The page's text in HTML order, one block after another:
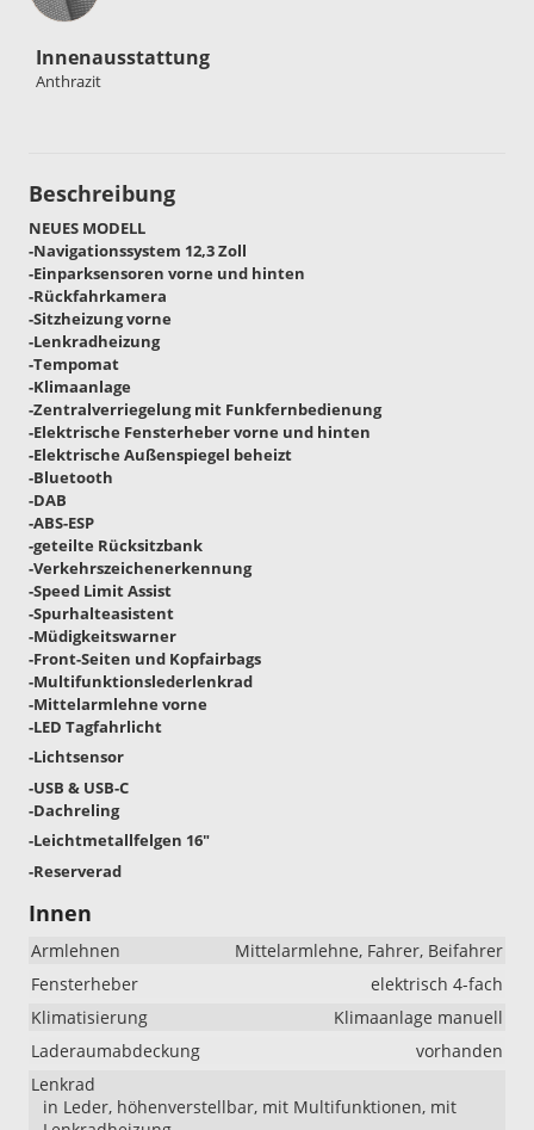
Innenausstattung
Anthrazit
Beschreibung
NEUES MODELL
-Navigationssystem 12,3 Zoll
-Einparksensoren vorne und hinten
-Rückfahrkamera
-Sitzheizung vorne
-Lenkradheizung
-Tempomat
-Klimaanlage
-Zentralverriegelung mit Funkfernbedienung
-Elektrische Fensterheber vorne und hinten
-Elektrische Außenspiegel beheizt
-Bluetooth
-DAB
-ABS-ESP
-geteilte Rücksitzbank
-Verkehrszeichenerkennung
-Speed Limit Assist
-Spurhalteasistent
-Müdigkeitswarner
-Front-Seiten und Kopfairbags
-Multifunktionslederlenkrad
-Mittelarmlehne vorne
-LED Tagfahrlicht
-Lichtsensor
-USB & USB-C
-Dachreling
-Leichtmetallfelgen 16"
-Reserverad
Innen
Armlehnen
Mittelarmlehne, Fahrer, Beifahrer
Fensterheber
elektrisch 4-fach
Klimatisierung
Klimaanlage manuell
Laderaumabdeckung
vorhanden
Lenkrad
in Leder, höhenverstellbar, mit Multifunktionen, mit